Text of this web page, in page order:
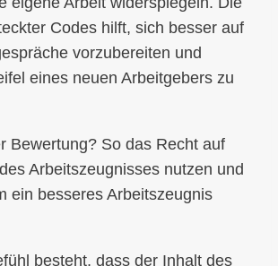
Codes hilft, sich besser auf
vorzubereiten und
eines neuen Arbeitgebers zu
Bewertung? So das Recht auf
Arbeitszeugnisses nutzen und
ein besseres Arbeitszeugnis
besteht, dass der Inhalt des